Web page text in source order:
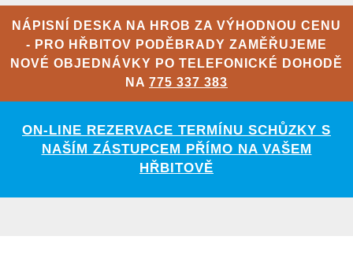
NÁPISNÍ DESKA NA HROB ZA VÝHODNOU CENU
- PRO HŘBITOV PODĚBRADY ZAMĚŘUJEME
NOVÉ OBJEDNÁVKY PO TELEFONICKÉ DOHODĚ
NA 775 337 383
ON-LINE REZERVACE TERMÍNU SCHŮZKY S
NAŠÍM ZÁSTUPCEM PŘÍMO NA VAŠEM
HŘBITOVĚ